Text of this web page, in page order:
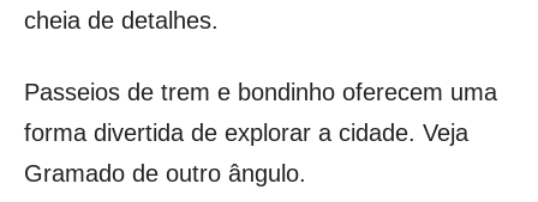
cheia de detalhes.
Passeios de trem e bondinho oferecem uma
forma divertida de explorar a cidade. Veja
Gramado de outro ângulo.